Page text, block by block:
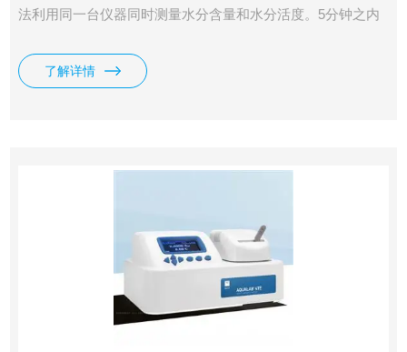
法利用同一台仪器同时测量水分含量和水分活度。5分钟之内
显的优势。
了解详情